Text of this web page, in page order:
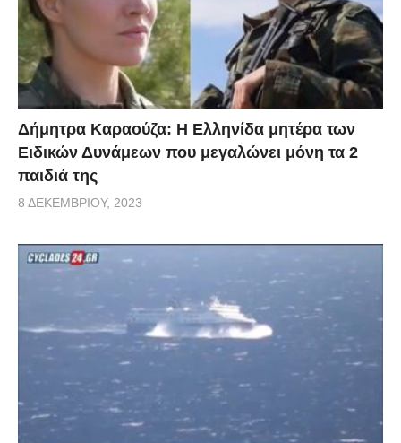
Δήμητρα Καραούζα: Η Ελληνίδα μητέρα των
Ειδικών Δυνάμεων που μεγαλώνει μόνη τα 2
παιδιά της
8 ΔΕΚΕΜΒΡΊΟΥ, 2023